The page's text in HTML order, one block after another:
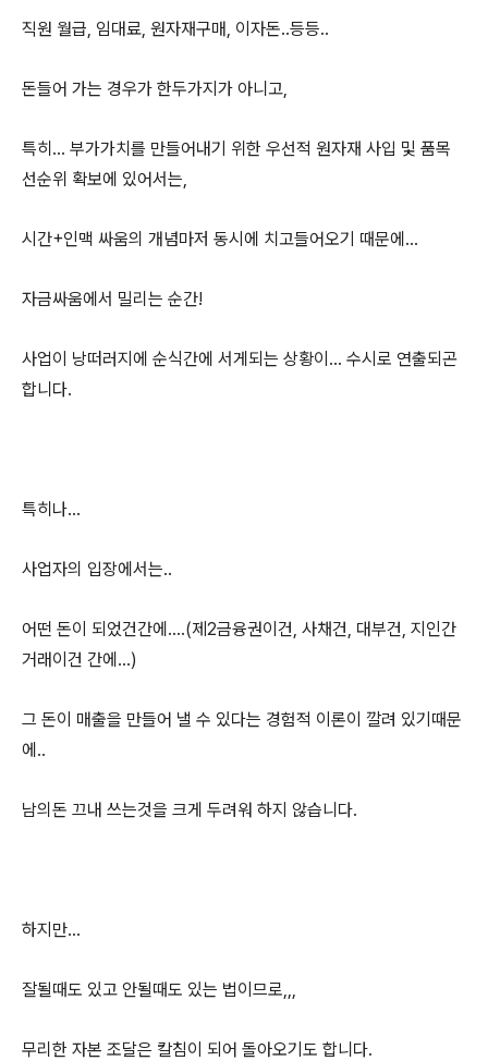
직원 월급, 임대료, 원자재구매, 이자돈..등등..
돈들어 가는 경우가 한두가지가 아니고,
특히... 부가가치를 만들어내기 위한 우선적 원자재 사입 및 품목
선순위 확보에 있어서는,
시간+인맥 싸움의 개념마저 동시에 치고들어오기 때문에...
자금싸움에서 밀리는 순간!
사업이 낭떠러지에 순식간에 서게되는 상황이... 수시로 연출되곤
합니다.
특히나...
사업자의 입장에서는..
어떤 돈이 되었건간에....(제2금융권이건, 사채건, 대부건, 지인간
거래이건 간에...)
그 돈이 매출을 만들어 낼 수 있다는 경험적 이론이 깔려 있기때문
에..
남의돈 끄내 쓰는것을 크게 두려워 하지 않습니다.
하지만...
잘될때도 있고 안될때도 있는 법이므로,,,
무리한 자본 조달은 칼침이 되어 돌아오기도 합니다.